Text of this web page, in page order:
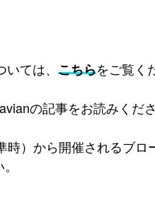
ては、 こちらをご覧く
の記事をお読みくださ
）から開催されるブロ